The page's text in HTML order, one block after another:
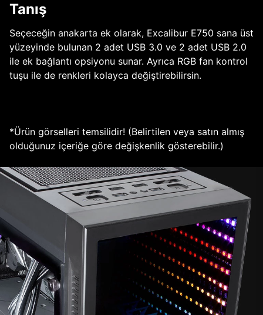
Tanış
Seçeceğin anakarta ek olarak, Excalibur E750 sana üst
yüzeyinde bulunan 2 adet USB 3.0 ve 2 adet USB 2.0
ile ek bağlantı opsiyonu sunar. Ayrıca RGB fan kontrol
tuşu ile de renkleri kolayca değiştirebilirsin.
*Ürün görselleri temsilidir! (Belirtilen veya satın almış
olduğunuz içeriğe göre değişkenlik gösterebilir.)